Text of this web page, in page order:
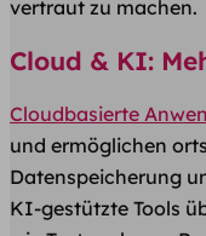
vertraut zu machen.
Cloud & KI:
Cloudbasierte
und ermöglichen
Datenspeicherung
KI-gestützte Tools